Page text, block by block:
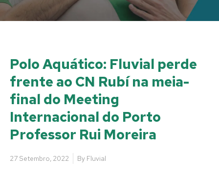
Polo Aquático: Fluvial perde
frente ao CN Rubí na meia-
final do Meeting
Internacional do Porto
Professor Rui Moreira
27 Setembro, 2022 By Fluvial